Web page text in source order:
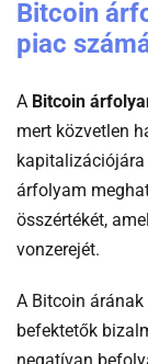
Bitcoin
piac
A Bitcoin
mert közvetlen
árfolyam
összértékét,
vonzerejét.
A Bitcoin
befektetők